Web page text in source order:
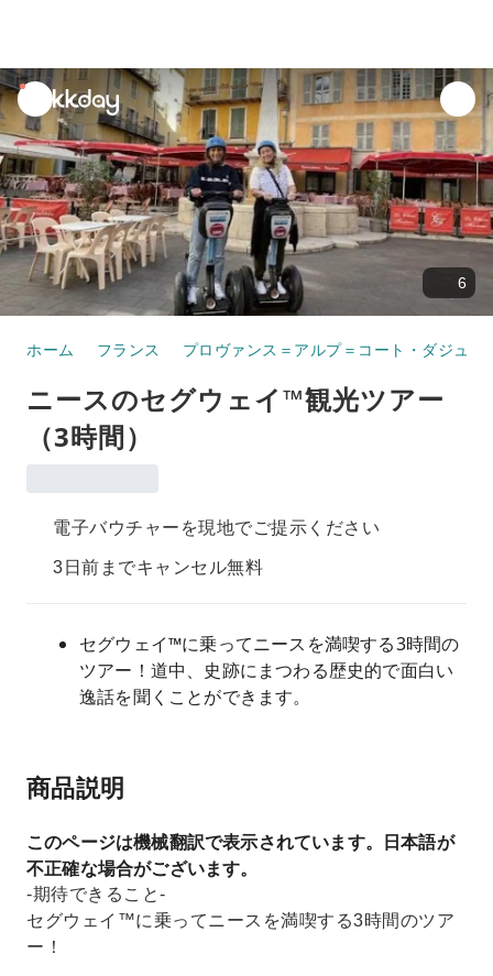
unread
notifications
6
ホーム フランス プロヴァンス＝アルプ＝コート・ダジュー
ニースのセグウェイ™観光ツアー
（3時間）
電子バウチャーを現地でご提示ください
3日前までキャンセル無料
セグウェイ™に乗ってニースを満喫する3時間の
ツアー！道中、史跡にまつわる歴史的で面白い
逸話を聞くことができます。
商品説明
このページは機械翻訳で表示されています。日本語が
不正確な場合がございます。
-期待できること-
セグウェイ™に乗ってニースを満喫する3時間のツア
ー！